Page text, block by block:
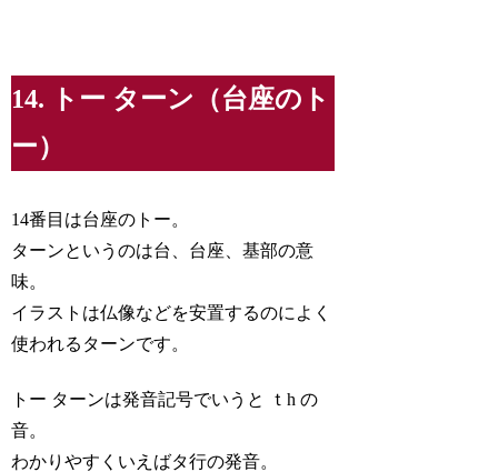
14. トー ターン（台座のト
ー）
14番目は台座のトー。
ターンというのは台、台座、基部の意
味。
イラストは仏像などを安置するのによく
使われるターンです。
トー ターンは発音記号でいうと ｔh の
音。
わかりやすくいえばタ行の発音。